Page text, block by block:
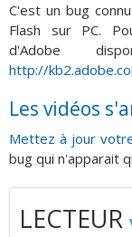
C'est un bug
Flash sur PC.
d'Adobe
http://
Les vidéos
Mettez à jour
bug qui n'apparait
LECTEUR